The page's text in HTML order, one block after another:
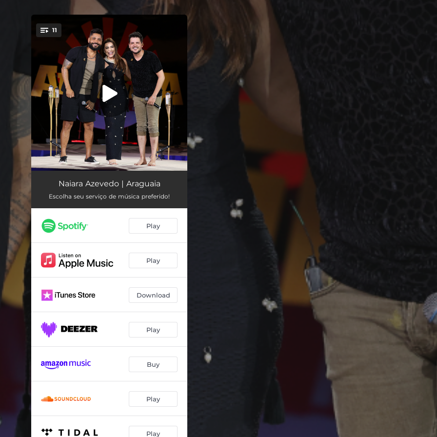
You're all set!
11
O Que A Gente É (Ao Vivo) 02:38
Sorriso Espontâneo (Ao Vivo) 03:11
Última Vez (Ao Vivo) 02:26
Mesmo Eu Errando (Ao Vivo) 03:04
Still The One / Homem Não Chora (Ao Vivo) 03:00
Leilão / Flor / E Daí? (Ao Vivo) 03:59
Falando Sério / Você de Volta / Coisas Esotéricas / Bala de Prata (Ao Vivo) 04:24
Lágrimas de Chuva / Como Eu Quero (Ao Vivo) 03:17
Fada / Dou A Vida Por Um Beijo (Ao Vivo) 04:06
Naiara Azevedo | Araguaia
Escolha seu serviço de música preferido!
Play
Play
Download
Play
Buy
Play
Play